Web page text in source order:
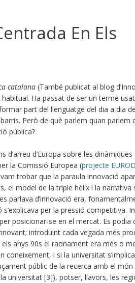
En Els
catalana (També publicat al blog
habitual. Ha passat de ser un terme
part del llenguatge del dia a dia
Però de què parlem quan parlem
pública?
d’Europa sobre les dinàmiques
la Comissió Europea (projecte
trobar que la paraula innovació
el model de la triple hèlix i la narrativa
parlava d’innovació era,
per la pressió competitiva.
posicionar-se en el mercat. Es podia
introduint cada vegada més
anys 90s el raonament era més o
coneixement, i si la universitat
públic de la recerca amb el món
universitat [3]), potser, llavors, les